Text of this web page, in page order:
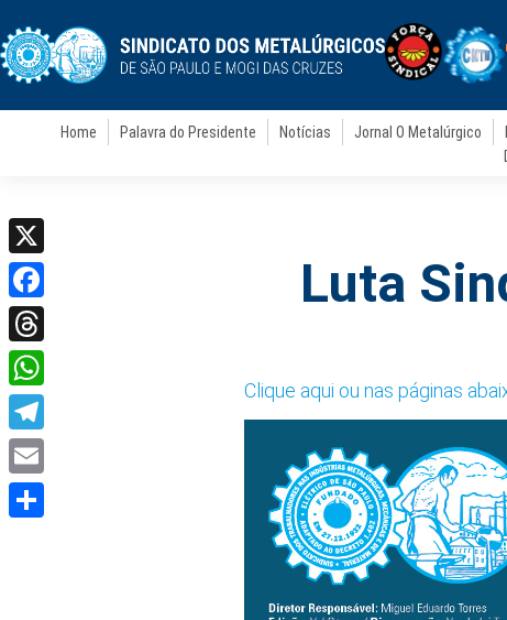
Home Palavra do Presidente Notícias Jornal O Metalúrgico
Luta
Clique aqui ou nas páginas
X
Facebook
Threads
WhatsApp
Telegram
Email